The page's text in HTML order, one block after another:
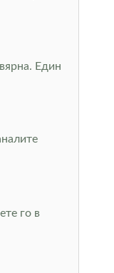
Един
го в